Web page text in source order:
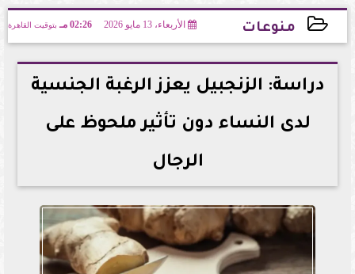
منوعات الأربعاء، 13 مايو 2026 02:26 مـ بتوقيت القاهرة
2026-05-13 14:26:46
دراسة: الزنجبيل يعزز الرغبة الجنسية
لدى النساء دون تأثير ملحوظ على
الرجال